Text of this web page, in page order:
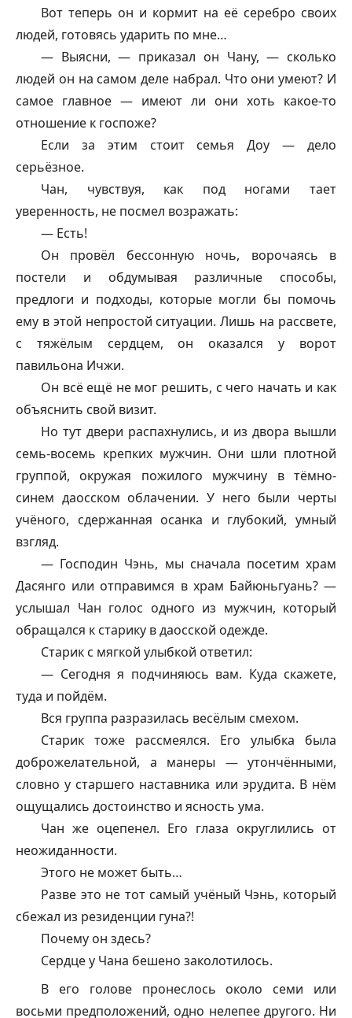
Вот теперь он и кормит на её серебро своих
людей, готовясь ударить по мне…
— Выясни, — приказал он Чану, — сколько
людей он на самом деле набрал. Что они умеют? И
самое главное — имеют ли они хоть какое-то
отношение к госпоже?
Если за этим стоит семья Доу — дело
серьёзное.
Чан, чувствуя, как под ногами тает
уверенность, не посмел возражать:
— Есть!
Он провёл бессонную ночь, ворочаясь в
постели и обдумывая различные способы,
предлоги и подходы, которые могли бы помочь
ему в этой непростой ситуации. Лишь на рассвете,
с тяжёлым сердцем, он оказался у ворот
павильона Ичжи.
Он всё ещё не мог решить, с чего начать и как
объяснить свой визит.
Но тут двери распахнулись, и из двора вышли
семь-восемь крепких мужчин. Они шли плотной
группой, окружая пожилого мужчину в тёмно-
синем даосском облачении. У него были черты
учёного, сдержанная осанка и глубокий, умный
взгляд.
— Господин Чэнь, мы сначала посетим храм
Дасянго или отправимся в храм Байюньгуань? —
услышал Чан голос одного из мужчин, который
обращался к старику в даосской одежде.
Старик с мягкой улыбкой ответил:
— Сегодня я подчиняюсь вам. Куда скажете,
туда и пойдём.
Вся группа разразилась весёлым смехом.
Старик тоже рассмеялся. Его улыбка была
доброжелательной, а манеры — утончёнными,
словно у старшего наставника или эрудита. В нём
ощущались достоинство и ясность ума.
Чан же оцепенел. Его глаза округлились от
неожиданности.
Этого не может быть…
Разве это не тот самый учёный Чэнь, который
сбежал из резиденции гуна?!
Почему он здесь?
Сердце у Чана бешено заколотилось.
В его голове пронеслось около семи или
восьми предположений, одно нелепее другого. Ни